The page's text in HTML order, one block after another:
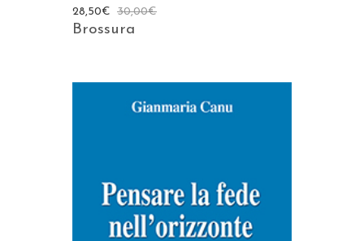
30,00€
28,50€
Brossura